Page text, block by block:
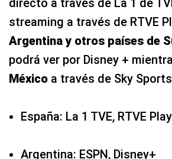
España: La 1 TVE, RTVE Play
Argentina: ESPN, Disney+